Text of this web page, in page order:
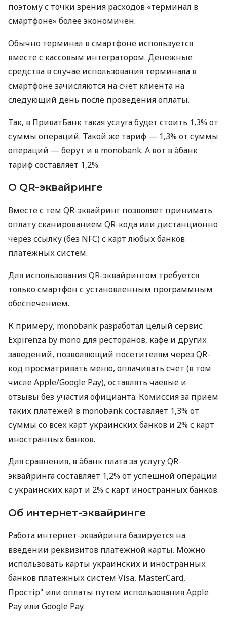
поэтому с точки зрения расходов «терминал в
смартфоне» более экономичен.
Обычно терминал в смартфоне используется
вместе с кассовым интегратором. Денежные
средства в случае использования терминала в
смартфоне зачисляются на счет клиента на
следующий день после проведения оплаты.
Так, в ПриватБанк такая услуга будет стоить 1,3% от
суммы операций. Такой же тариф — 1,3% от суммы
операций — берут и в monobank. А вот в àбанк
тариф составляет 1,2%.
О QR-эквайринге
Вместе с тем QR-эквайринг позволяет принимать
оплату сканированием QR-кода или дистанционно
через ссылку (без NFC) с карт любых банков
платежных систем.
Для использования QR-эквайрингом требуется
только смартфон с установленным программным
обеспечением.
К примеру, monobank разработал целый сервис
Expirenza by mono для ресторанов, кафе и других
заведений, позволяющий посетителям через QR-
код просматривать меню, оплачивать счет (в том
числе Apple/Google Pay), оставлять чаевые и
отзывы без участия официанта. Комиссия за прием
таких платежей в monobank составляет 1,3% от
суммы со всех карт украинских банков и 2% с карт
иностранных банков.
Для сравнения, в àбанк плата за услугу QR-
эквайринга составляет 1,2% от успешной операции
с украинских карт и 2% с карт иностранных банков.
Об интернет-эквайринге
Работа интернет-эквайринга базируется на
введении реквизитов платежной карты. Можно
использовать карты украинских и иностранных
банков платежных систем Visa, MasterCard,
Простір" или оплаты путем использования Apple
Pay или Google Pay.